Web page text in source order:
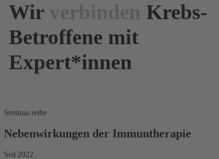
Wir verbinden Krebs-
Betroffene mit
Expert*innen
Seminar-reihe
Nebenwirkungen der Immuntherapie
Seit 2022